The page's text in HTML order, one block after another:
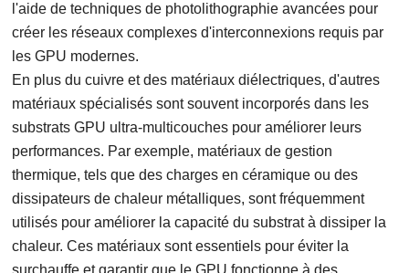
l'aide de techniques de photolithographie avancées pour
créer les réseaux complexes d'interconnexions requis par
les GPU modernes.
En plus du cuivre et des matériaux diélectriques, d'autres
matériaux spécialisés sont souvent incorporés dans les
substrats GPU ultra-multicouches pour améliorer leurs
performances. Par exemple, matériaux de gestion
thermique, tels que des charges en céramique ou des
dissipateurs de chaleur métalliques, sont fréquemment
utilisés pour améliorer la capacité du substrat à dissiper la
chaleur. Ces matériaux sont essentiels pour éviter la
surchauffe et garantir que le GPU fonctionne à des